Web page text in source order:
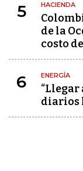
5 HACIENDA
de la
costo
6 ENERGÍA
diarios